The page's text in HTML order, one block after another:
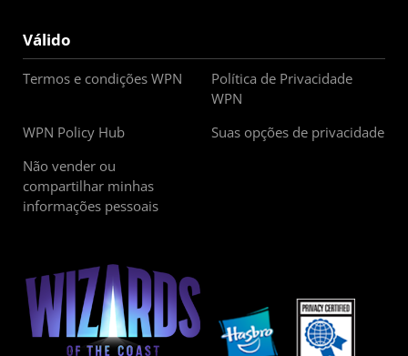
Válido
Termos e condições WPN
Política de Privacidade
WPN
WPN Policy Hub
Suas opções de privacidade
Não vender ou
compartilhar minhas
informações pessoais